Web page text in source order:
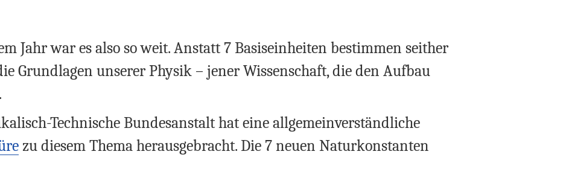
Jahr war es also so weit. Anstatt 7 Basiseinheiten bestimmen seither
Grundlagen unserer Physik – jener Wissenschaft, die den Aufbau
Technische Bundesanstalt hat eine allgemeinverständliche
zu diesem Thema herausgebracht. Die 7 neuen Naturkonstanten